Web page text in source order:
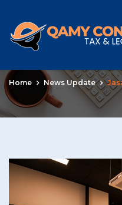
Jasa
Home News Update